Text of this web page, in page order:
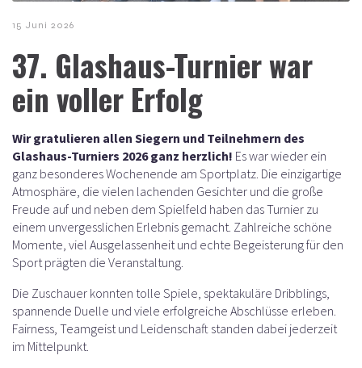
15 Juni 2026
37. Glashaus-Turnier war
ein voller Erfolg
Wir gratulieren allen Siegern und Teilnehmern des
Glashaus-Turniers 2026 ganz herzlich! Es war wieder ein
ganz besonderes Wochenende am Sportplatz. Die einzigartige
Atmosphäre, die vielen lachenden Gesichter und die große
Freude auf und neben dem Spielfeld haben das Turnier zu
einem unvergesslichen Erlebnis gemacht. Zahlreiche schöne
Momente, viel Ausgelassenheit und echte Begeisterung für den
Sport prägten die Veranstaltung.
Die Zuschauer konnten tolle Spiele, spektakuläre Dribblings,
spannende Duelle und viele erfolgreiche Abschlüsse erleben.
Fairness, Teamgeist und Leidenschaft standen dabei jederzeit
im Mittelpunkt.